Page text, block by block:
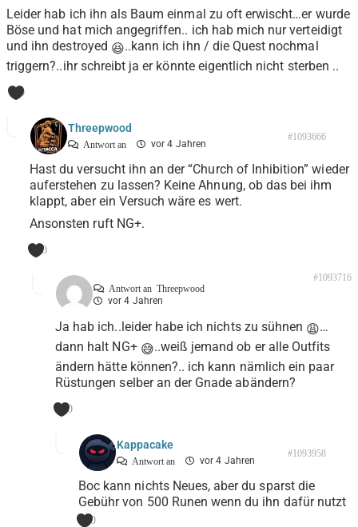
Leider hab ich ihn als Baum einmal zu oft erwischt…er wurde
Böse und hat mich angegriffen.. ich hab mich nur verteidigt
und ihn destroyed 😆..kann ich ihn / die Quest nochmal
triggern?..ihr schreibt ja er könnte eigentlich nicht sterben ..
0
Threepwood
Antwort an vor 4 Jahren
#1093666
Hast du versucht ihn an der “Church of Inhibition” wieder
auferstehen zu lassen? Keine Ahnung, ob das bei ihm
klappt, aber ein Versuch wäre es wert.
Ansonsten ruft NG+.
0
Antwort an Threepwood
vor 4 Jahren
#1093716
Ja hab ich..leider habe ich nichts zu sühnen 😩…
dann halt NG+ 😅..weiß jemand ob er alle Outfits
ändern hätte können?.. ich kann nämlich ein paar
Rüstungen selber an der Gnade abändern?
0
Kappacake
Antwort an vor 4 Jahren
#1093958
Boc kann nichts Neues, aber du sparst die
Gebühr von 500 Runen wenn du ihn dafür nutzt
0